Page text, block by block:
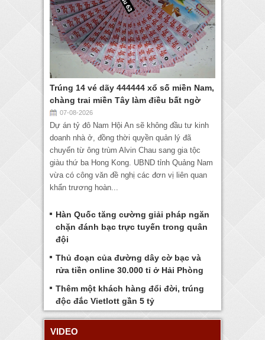
Trúng 14 vé dãy 444444 xổ số miền Nam,
chàng trai miền Tây làm điều bất ngờ
07-08-2026
Dự án tỷ đô Nam Hội An sẽ không đầu tư kinh
doanh nhà ở, đồng thời quyền quản lý đã
chuyển từ ông trùm Alvin Chau sang gia tộc
giàu thứ ba Hong Kong. UBND tỉnh Quảng Nam
vừa có công văn đề nghị các đơn vị liên quan
khẩn trương hoàn...
Hàn Quốc tăng cường giải pháp ngăn
chặn đánh bạc trực tuyến trong quân
đội
Thủ đoạn của đường dây cờ bạc và
rửa tiền online 30.000 tỉ ở Hải Phòng
Thêm một khách hàng đổi đời, trúng
độc đắc Vietlott gần 5 tỷ
VIDEO